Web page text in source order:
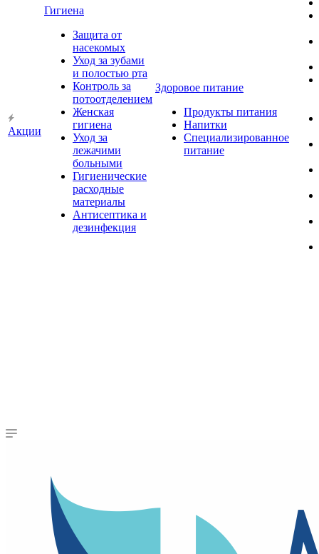
Акции
Гигиена
Защита от
насекомых
Уход за зубами
и полостью рта
Контроль за
потоотделением
Женская
гигиена
Уход за
лежачими
больными
Гигиенические
расходные
материалы
Антисептика и
дезинфекция
Здоровое питание
Продукты питания
Напитки
Специализированное
питание